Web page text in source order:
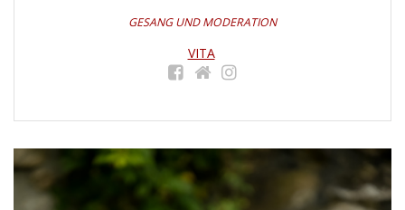
GESANG UND MODERATION
VITA